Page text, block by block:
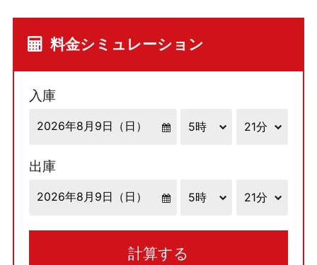
料金シミュレーション
入庫
出庫
計算する